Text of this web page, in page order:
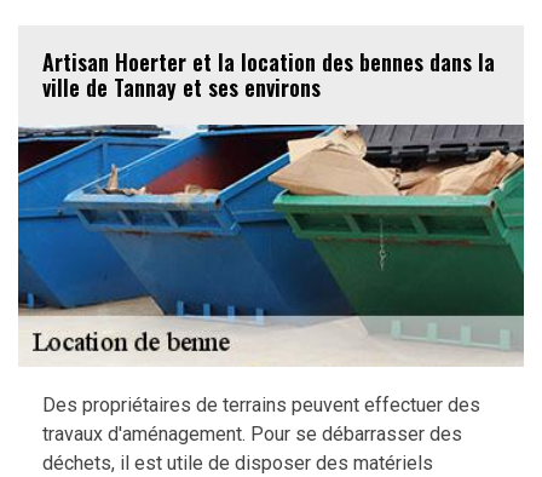
Artisan Hoerter et la location des bennes dans la
ville de Tannay et ses environs
Des propriétaires de terrains peuvent effectuer des
travaux d'aménagement. Pour se débarrasser des
déchets, il est utile de disposer des matériels